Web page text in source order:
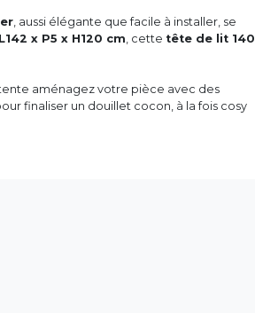
, aussi élégante que facile à installer, se
x P5 x H120 cm, cette tête de lit 140
aménagez votre pièce avec des
finaliser un douillet cocon, à la fois cosy